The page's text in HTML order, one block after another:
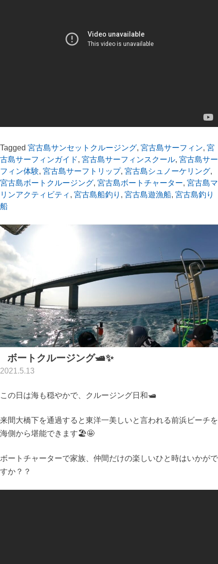
Tagged 宮古島サンセットクルージング, 宮古島サーフィン, 宮
古島サーフィンガイド, 宮古島サーフィンスクール, 宮古島サー
フィン体験, 宮古島サーフトリップ, 宮古島シュノーケリング,
宮古島ボートクルージング, 宮古島ボートチャーター, 宮古島マ
リンアクティビティ , 宮古島船釣り , 宮古島遊漁船, 宮古島釣り
船
ボートクルージング🛥✨
2021.5.13
この日は海も穏やかで、クルージング日和🛥
来間大橋下を通過すると東洋一美しいと言われる前浜ビーチを
海側から堪能できます🏖🤩
ボートチャーターで家族、仲間だけの楽しいひと時はいかがで
すか？？